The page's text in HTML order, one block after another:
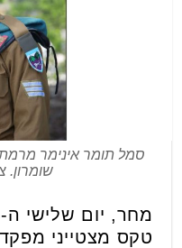
סמל תומר אינימר
שומרון.
טקס מצטייני